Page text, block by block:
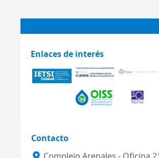
Enlaces de interés
Contacto